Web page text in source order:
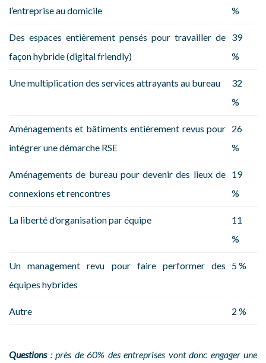
l’entreprise au domicile
%
Des espaces entièrement pensés pour travailler de
façon hybride (digital friendly)
39
%
Une multiplication des services attrayants au bureau
32
%
Aménagements et bâtiments entièrement revus pour
intégrer une démarche RSE
26
%
Aménagements de bureau pour devenir des lieux de
connexions et rencontres
19
%
La liberté d’organisation par équipe
11
%
Un management revu pour faire performer des
équipes hybrides
5 %
Autre 2 %
Questions: près de 60% des entreprises vont donc engager une